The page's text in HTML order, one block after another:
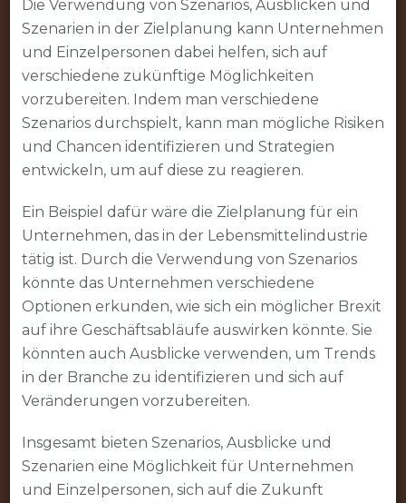
Die Verwendung von Szenarios, Ausblicken und
Szenarien in der Zielplanung kann Unternehmen
und Einzelpersonen dabei helfen, sich auf
verschiedene zukünftige Möglichkeiten
vorzubereiten. Indem man verschiedene
Szenarios durchspielt, kann man mögliche Risiken
und Chancen identifizieren und Strategien
entwickeln, um auf diese zu reagieren.
Ein Beispiel dafür wäre die Zielplanung für ein
Unternehmen, das in der Lebensmittelindustrie
tätig ist. Durch die Verwendung von Szenarios
könnte das Unternehmen verschiedene
Optionen erkunden, wie sich ein möglicher Brexit
auf ihre Geschäftsabläufe auswirken könnte. Sie
könnten auch Ausblicke verwenden, um Trends
in der Branche zu identifizieren und sich auf
Veränderungen vorzubereiten.
Insgesamt bieten Szenarios, Ausblicke und
Szenarien eine Möglichkeit für Unternehmen
und Einzelpersonen, sich auf die Zukunft